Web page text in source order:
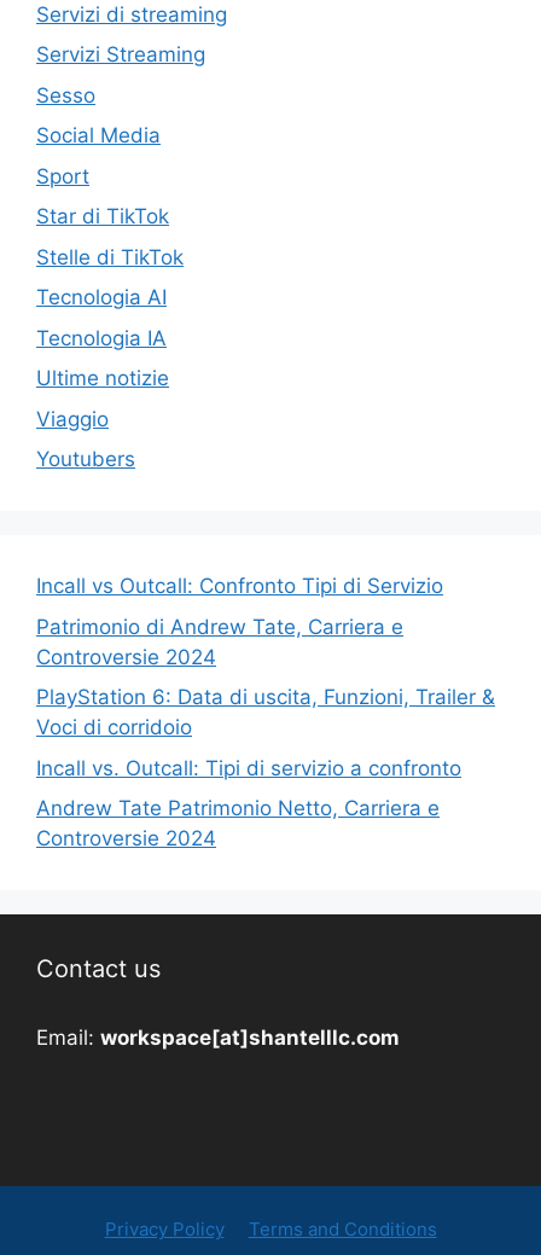
Servizi di streaming
Servizi Streaming
Sesso
Social Media
Sport
Star di TikTok
Stelle di TikTok
Tecnologia AI
Tecnologia IA
Ultime notizie
Viaggio
Youtubers
Incall vs Outcall: Confronto Tipi di Servizio
Patrimonio di Andrew Tate, Carriera e
Controversie 2024
PlayStation 6: Data di uscita, Funzioni, Trailer &
Voci di corridoio
Incall vs. Outcall: Tipi di servizio a confronto
Andrew Tate Patrimonio Netto, Carriera e
Controversie 2024
Contact us
Email: workspace[at]shantelllc.com
Privacy Policy Terms and Conditions